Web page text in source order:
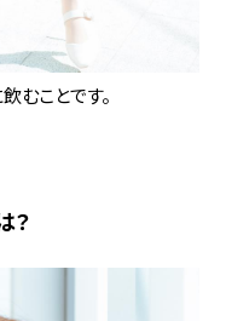
むことです。
？